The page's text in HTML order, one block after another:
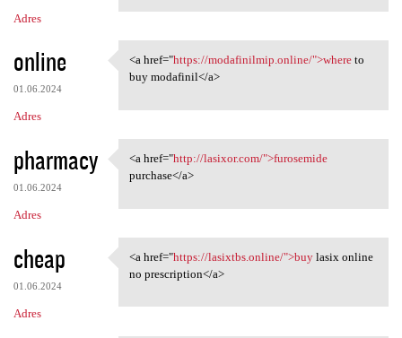
Adres
online
01.06.2024
Adres
<a href="https://modafinilmip
<a href="https://modafinilmip.online/">whereto
buy modafinil</a>
pharmacy
01.06.2024
Adres
<a href="http://lasixor.com/"
<a href="http://lasixor.com/">furosemide
purchase</a>
cheap
01.06.2024
Adres
<a href="https://lasixtbs
<a href="https://lasixtbs.online/">buylasix online
no prescription</a>